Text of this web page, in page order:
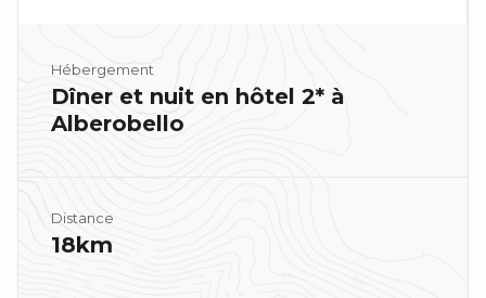
Hébergement
Dîner et nuit en hôtel 2* à
Alberobello
Distance
18km